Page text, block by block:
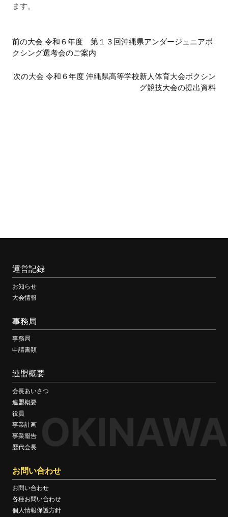
ます。
前
後
の
前の大会 令和６年度 第１３回沖縄県アンダージュニアボ
クシング選考会のご案内
次の大会 令和６年度 沖縄県高等学校新人体育大会ボクシン
グ競技大会の提出資料
OKINAWA
運営記録
お知らせ
大会情報
事務局
事務局
申請書類
連盟概要
会長あいさつ
連盟概要
役員
事業計画
事業報告
歴代会長
お問い合わせ
お問い合わせ
各種お問い合わせ
個人情報保護方針